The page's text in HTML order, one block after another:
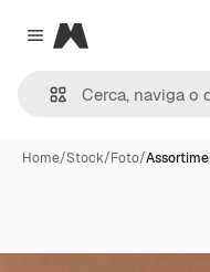
Close menu
Magnific
Home/Stock/Foto/